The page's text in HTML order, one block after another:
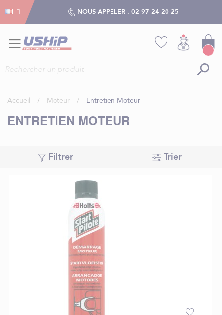
NOUS APPELER : 02 97 24 20 25
Accueil Moteur Entretien Moteur
ENTRETIEN MOTEUR
Filtrer Trier
Gestion des cookies
Gestion des cookies